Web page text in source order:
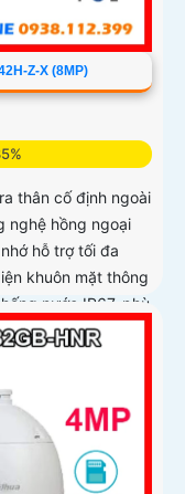
Z-X (8MP)
thân cố định ngoài
nghệ hồng ngoại
hỗ trợ tối đa
khuôn mặt thông
nước IP67, phù
hỗ trợ tính năng
giữ xe